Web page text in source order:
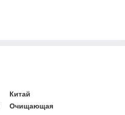
Китай
Очищающая